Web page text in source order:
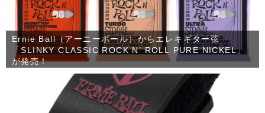
Ernie Ball（アーニーボール）からエレキギター弦
「SLINKY CLASSIC ROCK N’ ROLL PURE NICKEL」
が発売！